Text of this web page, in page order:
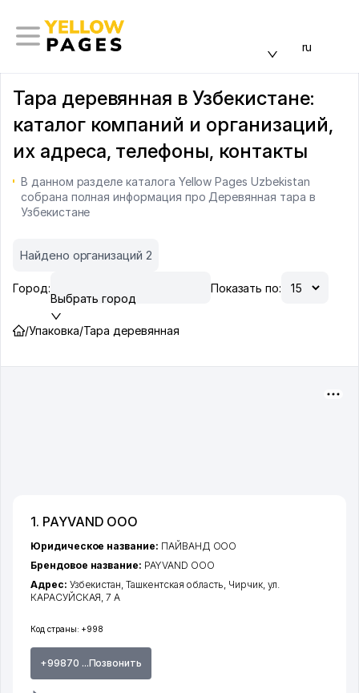
ru
Тара деревянная в Узбекистане:
каталог компаний и организаций,
их адреса, телефоны, контакты
В данном разделе каталога Yellow Pages Uzbekistan
собрана полная информация про Деревянная тара в
Узбекистане
Найдено организаций 2
Город:
Выбрать город
Показать по:
/Упаковка/Тара деревянная
1. PAYVAND ООО
Код страны: +998
+99870 ...Позвонить
Юридическое название: ПАЙВАНД ООО
Брендовое название: PAYVAND ООО
Адрес: Узбекистан,Ташкентская область, Чирчик, ул.
КАРАСУЙСКАЯ, 7 А